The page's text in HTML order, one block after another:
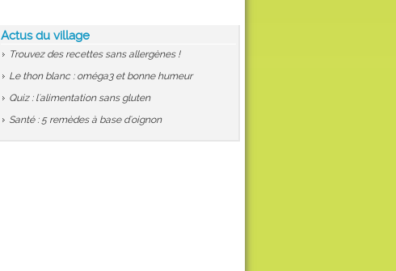
Actus du village
Trouvez des recettes sans allergènes !
Le thon blanc : oméga3 et bonne humeur
Quiz : l'alimentation sans gluten
Santé : 5 remèdes à base d'oignon